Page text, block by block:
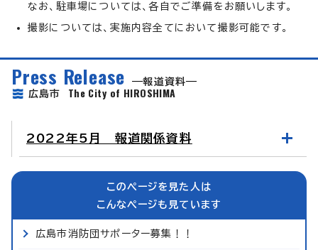
なお、駐車場については、各自でご準備をお願いします。
撮影については、実施内容全てにおいて撮影可能です。
Press Release
報道資料
広島市 The City of HIROSHIMA
2022年5月 報道関係資料
このページを見た人は
こんなページも見ています
広島市消防団サポーター募集！！